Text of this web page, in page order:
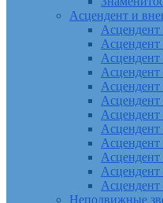
Асцендент и
Асцендент
Асцендент
Асцендент
Асцендент
Асцендент
Асцендент
Асцендент
Асцендент
Асцендент
Неподвижные